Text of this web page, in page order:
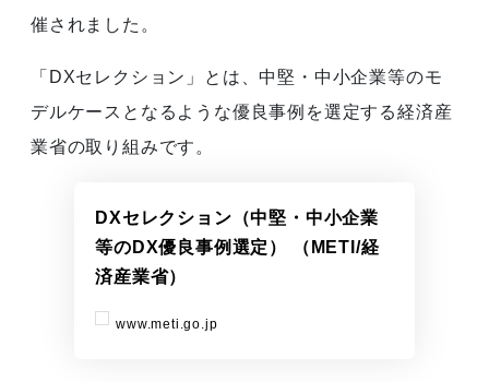
催されました。
「DXセレクション」とは、中堅・中小企業等のモ
デルケースとなるような優良事例を選定する経済産
業省の取り組みです。
DXセレクション（中堅・中小企業
等のDX優良事例選定） （METI/経
済産業省）
www.meti.go.jp